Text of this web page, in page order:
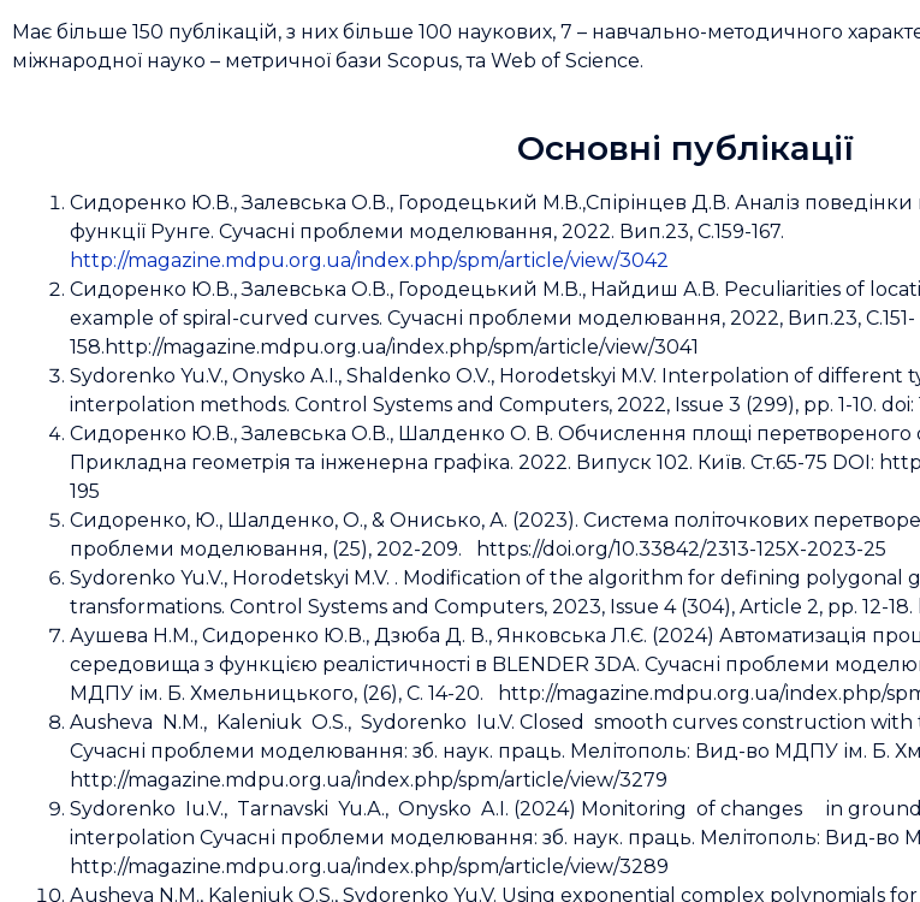
Має більше 150 публікацій, з них більше 100 наукових, 7 – навчально-методичного
міжнародної науко – метричної бази Scopus, та Web of Science.
Основні публікації
Сидоренко Ю.В., Залевська О.В., Городецький М.В.,Спірінцев Д.В. Аналіз поведінки
функції Рунге. Сучасні проблеми моделювання, 2022. Вип.23, С.159-167.
http://magazine.mdpu.org.ua/index.php/spm/article/view/3042
Сидоренко Ю.В., Залевська О.В., Городецький М.В., Найдиш А.В. Рeculiarities of
example of spiral-curved curves. Сучасні проблеми моделювання, 2022, Вип.23, С.151-
158.http://magazine.mdpu.org.ua/index.php/spm/article/view/3041
Sydorenko Yu.V., Onysko A.I., Shaldenko O.V., Horodetskyi M.V. Interpolation of different
interpolation methods. Control Systems and Computers, 2022, Issue 3 (299), pp. 1-10. doi:
Сидоренко Ю.В., Залевська О.В., Шалденко О. В. Обчислення площі перетвореного
Прикладна геометрія та інженерна графіка. 2022. Випуск 102. Київ. Ст.65-75 DOI:
195
Сидоренко, Ю., Шалденко, О., & Онисько, А. (2023). Система політочкових
проблеми моделювання, (25), 202-209. https://doi.org/10.33842/2313-125X-2023-25
Sydorenko Yu.V., Horodetskyi M.V. . Мodification of the algorithm for defining
transformations. Control Systems and Computers, 2023, Issue 4 (304), Article 2, pp. 12-18.
Аушева Н.М., Сидоренко Ю.В., Дзюба Д. В., Янковська Л.Є. (2024) Автоматизація
середовища з функцією реалістичності в BLENDER 3DА. Сучасні проблеми
МДПУ ім. Б. Хмельницького, (26), С. 14-20. http://magazine.mdpu.org.ua/index.php/
Ausheva N.M., Kaleniuk O.S., Sydorenko Iu.V. Closed smooth curves construction
Сучасні проблеми моделювання: зб. наук. праць. Мелітополь: Вид-во МДПУ ім. Б.
http://magazine.mdpu.org.ua/index.php/spm/article/view/3279
Sydorenko Iu.V., Tarnavski Yu.А., Onysko A.I. (2024) Monitoring of changes in
interpolation Сучасні проблеми моделювання: зб. наук. праць. Мелітополь: Вид-во
http://magazine.mdpu.org.ua/index.php/spm/article/view/3289
Аusheva N.M., Kaleniuk O.S., Sydorenko Yu.V. Using exponential complex polynomials